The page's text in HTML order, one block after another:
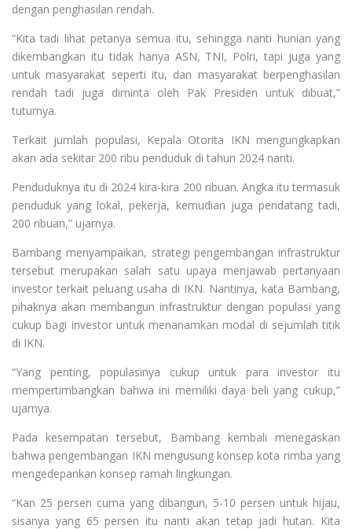
dengan penghasilan rendah.
“Kita tadi lihat petanya semua itu, sehingga nanti hunian yang
dikembangkan itu tidak hanya ASN, TNI, Polri, tapi juga yang
untuk masyarakat seperti itu, dan masyarakat berpenghasilan
rendah tadi juga diminta oleh Pak Presiden untuk dibuat,”
tuturnya.
Terkait jumlah populasi, Kepala Otorita IKN mengungkapkan
akan ada sekitar 200 ribu penduduk di tahun 2024 nanti.
Penduduknya itu di 2024 kira-kira 200 ribuan. Angka itu termasuk
penduduk yang lokal, pekerja, kemudian juga pendatang tadi,
200 ribuan,” ujarnya.
Bambang menyampaikan, strategi pengembangan infrastruktur
tersebut merupakan salah satu upaya menjawab pertanyaan
investor terkait peluang usaha di IKN. Nantinya, kata Bambang,
pihaknya akan membangun infrastruktur dengan populasi yang
cukup bagi investor untuk menanamkan modal di sejumlah titik
di IKN.
“Yang penting, populasinya cukup untuk para investor itu
mempertimbangkan bahwa ini memiliki daya beli yang cukup,”
ujarnya.
Pada kesempatan tersebut, Bambang kembali menegaskan
bahwa pengembangan IKN mengusung konsep kota rimba yang
mengedepankan konsep ramah lingkungan.
“Kan 25 persen cuma yang dibangun, 5-10 persen untuk hijau,
sisanya yang 65 persen itu nanti akan tetap jadi hutan. Kita